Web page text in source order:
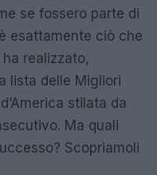
se fossero parte di
esattamente ciò che
realizzato,
lista delle Migliori
stilata da
Ma quali
Scopriamoli